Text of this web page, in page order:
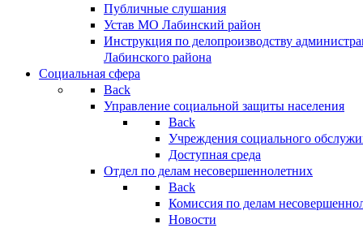
Публичные слушания
Устав МО Лабинский район
Инструкция по делопроизводству
Лабинского района
Социальная сфера
Back
Управление социальной защиты населения
Back
Учреждения социального
Доступная среда
Отдел по делам несовершеннолетних
Back
Комиссия по делам
Новости